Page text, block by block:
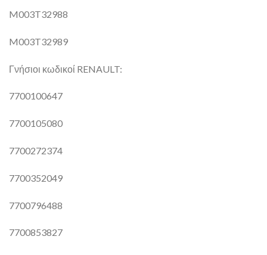
M003T32988
M003T32989
Γνήσιοι κωδικοί RENAULT:
7700100647
7700105080
7700272374
7700352049
7700796488
7700853827